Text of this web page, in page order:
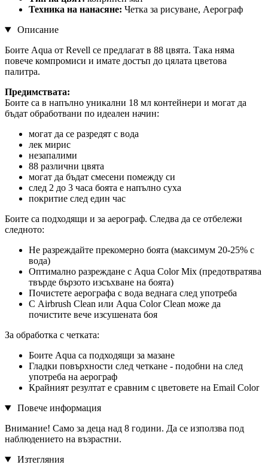
Техника на нанасяне: Четка за рисуване, Аерограф
Описание
Боите Aqua от Revell се предлагат в 88 цвята. Така няма
повече компромиси и имате достъп до цялата цветова
палитра.
Предимствата:
Боите са в напълно уникални 18 мл контейнери и могат да
бъдат обработвани по идеален начин:
могат да се разредят с вода
лек мирис
незапалими
88 различни цвята
могат да бъдат смесени помежду си
след 2 до 3 часа боята е напълно суха
покритие след един час
Боите са подходящи и за аерограф. Следва да се отбележи
следното:
Не разреждайте прекомерно боята (максимум 20-25% с
вода)
Оптимално разреждане с Aqua Color Mix (предотвратява
твърде бързото изсъхване на боята)
Почистете аерографа с вода веднага след употреба
С Airbrush Clean или Aqua Color Clean може да
почистите вече изсушената боя
За обработка с четката:
Боите Aqua са подходящи за мазане
Гладки повърхности след четкане - подобни на след
употреба на аерограф
Крайният резултат е сравним с цветовете на Email Color
Повече информация
Внимание! Само за деца над 8 години. Да се ​​използва под
наблюдението на възрастни.
Изтегляния